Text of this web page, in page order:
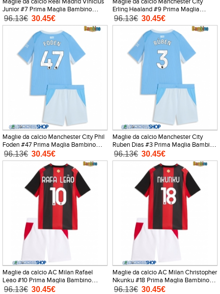
Junior #7 Prima Maglia Bambino
2026-27 Manica Corta + Pantaloni
corti)
96.13€ 30.45€
Erling Haaland #9 Prima Maglia
Bambino 2026-27 Manica Corta +
Pantaloni corti)
96.13€ 30.45€
Maglie da calcio Manchester City Phil
Foden #47 Prima Maglia Bambino
2026-27 Manica Corta + Pantaloni
corti)
96.13€ 30.45€
Maglie da calcio Manchester City
Ruben Dias #3 Prima Maglia Bambino
2026-27 Manica Corta + Pantaloni
corti)
96.13€ 30.45€
Maglie da calcio AC Milan Rafael
Leao #10 Prima Maglia Bambino
2026-27 Manica Corta + Pantaloni
96.13€ 30.45€
Maglie da calcio AC Milan Christopher
Nkunku #18 Prima Maglia Bambino
2026-27 Manica Corta + Pantaloni
96.13€ 30.45€